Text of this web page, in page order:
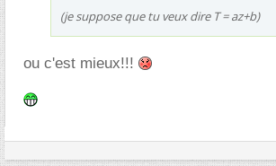
(je suppose que tu veux dire T = az+b)
ou c'est mieux!!!